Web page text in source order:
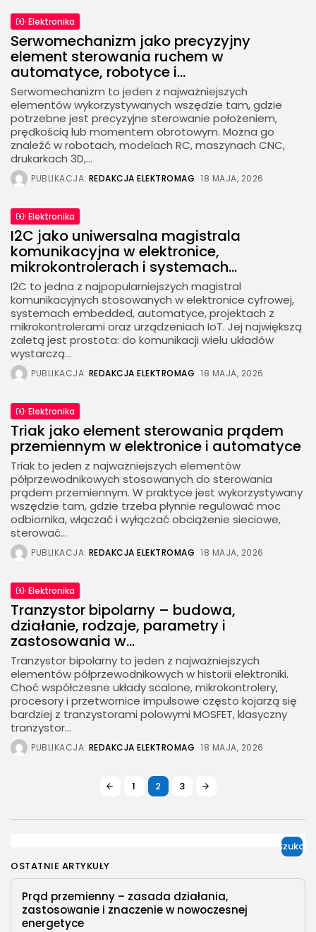
Elektronika
Serwomechanizm jako precyzyjny
element sterowania ruchem w
automatyce, robotyce i...
Serwomechanizm to jeden z najważniejszych
elementów wykorzystywanych wszędzie tam, gdzie
potrzebne jest precyzyjne sterowanie położeniem,
prędkością lub momentem obrotowym. Można go
znaleźć w robotach, modelach RC, maszynach CNC,
drukarkach 3D,...
PUBLIKACJA: REDAKCJA ELEKTROMAG 18 MAJA, 2026
Elektronika
I2C jako uniwersalna magistrala
komunikacyjna w elektronice,
mikrokontrolerach i systemach...
I2C to jedna z najpopularniejszych magistral
komunikacyjnych stosowanych w elektronice cyfrowej,
systemach embedded, automatyce, projektach z
mikrokontrolerami oraz urządzeniach IoT. Jej największą
zaletą jest prostota: do komunikacji wielu układów
wystarczą...
PUBLIKACJA: REDAKCJA ELEKTROMAG 18 MAJA, 2026
Elektronika
Triak jako element sterowania prądem
przemiennym w elektronice i automatyce
Triak to jeden z najważniejszych elementów
półprzewodnikowych stosowanych do sterowania
prądem przemiennym. W praktyce jest wykorzystywany
wszędzie tam, gdzie trzeba płynnie regulować moc
odbiornika, włączać i wyłączać obciążenie sieciowe,
sterować...
PUBLIKACJA: REDAKCJA ELEKTROMAG 18 MAJA, 2026
Elektronika
Tranzystor bipolarny – budowa,
działanie, rodzaje, parametry i
zastosowania w...
Tranzystor bipolarny to jeden z najważniejszych
elementów półprzewodnikowych w historii elektroniki.
Choć współczesne układy scalone, mikrokontrolery,
procesory i przetwornice impulsowe często kojarzą się
bardziej z tranzystorami polowymi MOSFET, klasyczny
tranzystor...
PUBLIKACJA: REDAKCJA ELEKTROMAG 18 MAJA, 2026
1 2 3
Szukaj
OSTATNIE ARTYKUŁY
Prąd przemienny – zasada działania,
zastosowanie i znaczenie w nowoczesnej
energetyce